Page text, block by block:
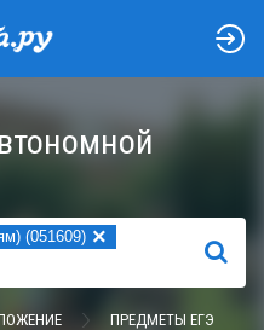
(051609) ×
НАЙТИ
ПРЕДМЕТЫ ЕГЭ